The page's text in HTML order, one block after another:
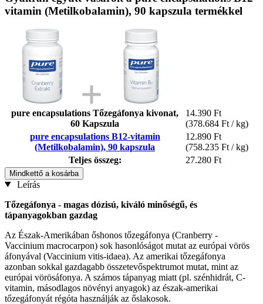
vitamin (Metilkobalamin), 90 kapszula termékkel
pure encapsulations Tőzegáfonya kivonat,
60 Kapszula
14.390 Ft
(378.684 Ft / kg)
pure encapsulations B12-vitamin
(Metilkobalamin), 90 kapszula
12.890 Ft
(758.235 Ft / kg)
Teljes összeg:
27.280 Ft
Mindkettő a kosárba
Leírás
Tőzegáfonya - magas dózisú, kiváló minőségű, és
tápanyagokban gazdag
Az Észak-Amerikában őshonos tőzegáfonya (Cranberry -
Vaccinium macrocarpon) sok hasonlóságot mutat az európai vörös
áfonyával (Vaccinium vitis-idaea). Az amerikai tőzegáfonya
azonban sokkal gazdagabb összetevőspektrumot mutat, mint az
európai vörösáfonya. A számos tápanyag miatt (pl. szénhidrát, C-
vitamin, másodlagos növényi anyagok) az észak-amerikai
tőzegáfonyát régóta használják az őslakosok.